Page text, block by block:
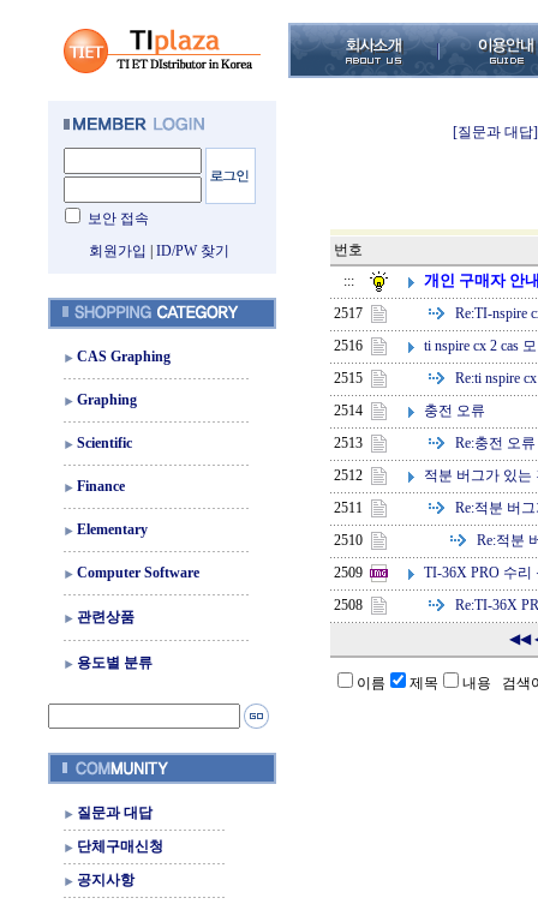
보안 접속
회원가입
ID/PW 찾기
CAS Graphing
Graphing
Scientific
Finance
Elementary
Computer Software
관련상품
용도별 분류
질문과 대답
단체구매신청
공지사항
[질문과 대답]
번호
:::
개인 구매자 안
2517 Re:TI-nspire
2516
ti nspire cx 2 cas
2515
Re:ti nspire
2514
충전 오류
2513
Re:충전 오류
2512
적분 버그가 있는
2511
Re:적분 버
2510
Re:적분
2509
TI-36X PRO 수리
2508
Re:TI-36X
◀◀
이름 제목 내용 검색